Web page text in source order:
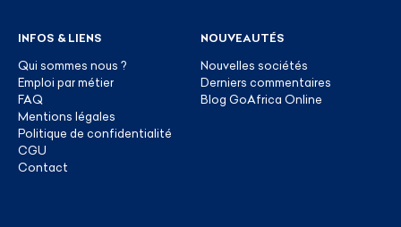
INFOS & LIENS
Qui sommes nous ?
Emploi par métier
FAQ
Mentions légales
Politique de confidentialité
CGU
Contact
NOUVEAUTÉS
Nouvelles sociétés
Derniers commentaires
Blog GoAfrica Online